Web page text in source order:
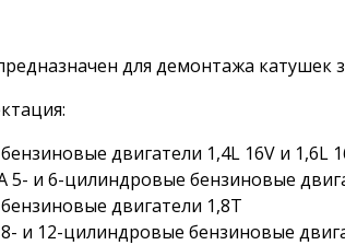
для демонтажа катушек
двигатели 1,4L 16V и 1,6L
5- и 6-цилиндровые бензиновые
двигатели 1,8T
и 12-цилиндровые бензиновые